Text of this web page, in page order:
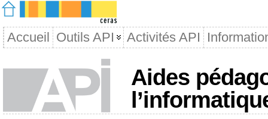
Accueil Outils API Activités API
Aides